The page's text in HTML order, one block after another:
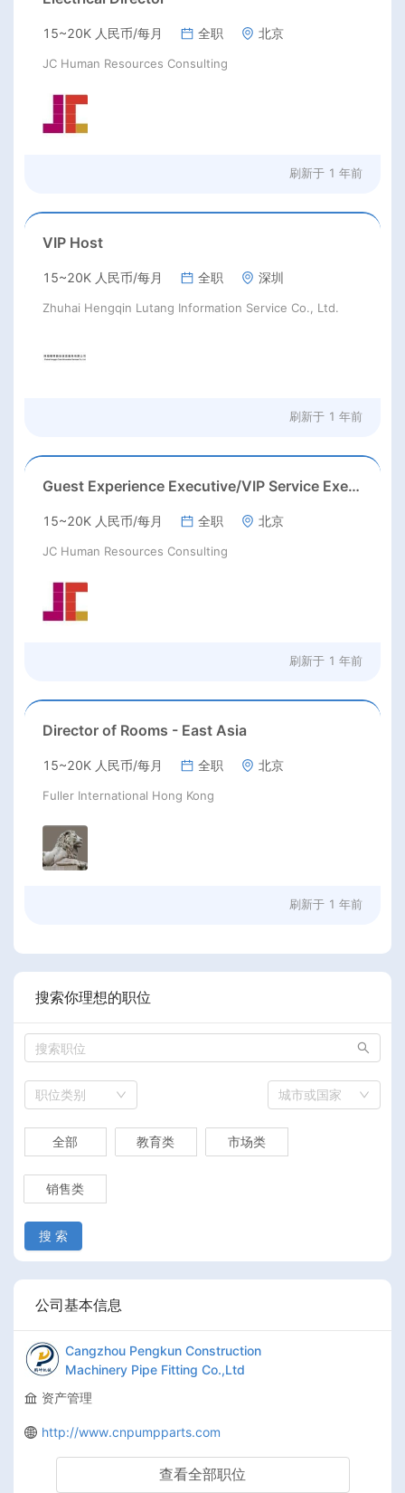
15~20K 人民币/每月 全职 北京
JC Human Resources Consulting
刷新于 1 年前
VIP Host
15~20K 人民币/每月 全职 深圳
Zhuhai Hengqin Lutang Information Service Co., Ltd.
刷新于 1 年前
Guest Experience Executive/VIP Service Executive
15~20K 人民币/每月 全职 北京
JC Human Resources Consulting
刷新于 1 年前
Director of Rooms - East Asia
15~20K 人民币/每月 全职 北京
Fuller International Hong Kong
刷新于 1 年前
搜索你理想的职位
职位类别 城市或国家
全部 教育类 市场类
销售类
搜 索
公司基本信息
Cangzhou Pengkun Construction
Machinery Pipe Fitting Co.,Ltd
资产管理
http://www.cnpumpparts.com
查看全部职位